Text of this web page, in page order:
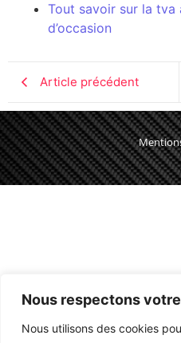
Nous respectons
Nous utilisons des cookies
Tout savoir sur la tva
d’occasion
Article précédent